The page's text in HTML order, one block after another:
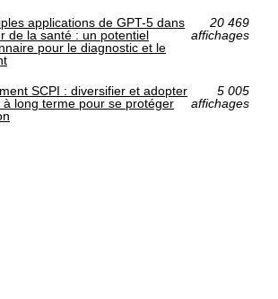
applications de GPT-5 dans
de la santé : un potentiel
pour le diagnostic et le
20 469
affichages
SCPI : diversifier et adopter
à long terme pour se protéger
5 005
affichages